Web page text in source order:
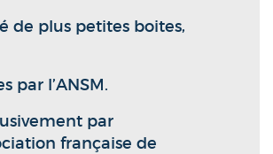
de plus petites boites,
par l’ANSM.
par
française de